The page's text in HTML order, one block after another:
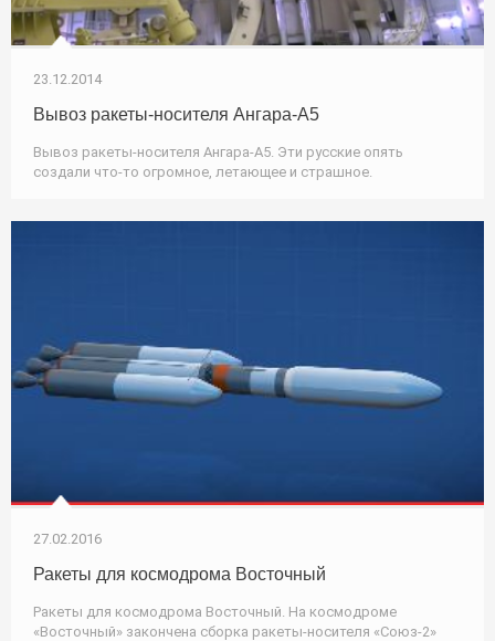
23.12.2014
Вывоз ракеты-носителя Ангара-А5
Вывоз ракеты-носителя Ангара-А5. Эти русские опять
создали что-то огромное, летающее и страшное.
27.02.2016
Ракеты для космодрома Восточный
Ракеты для космодрома Восточный. На космодроме
«Восточный» закончена сборка ракеты-носителя «Союз-2»